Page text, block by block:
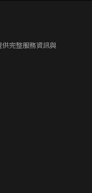
完整服務資訊與